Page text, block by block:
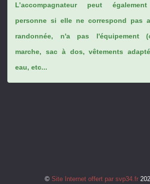
L’accompagnateur peut
personne si elle ne correspond pas
randonnée, n'a pas l'équipement
marche, sac à dos, vêtements
eau, etc...
© Site Internet offert par svp34.fr